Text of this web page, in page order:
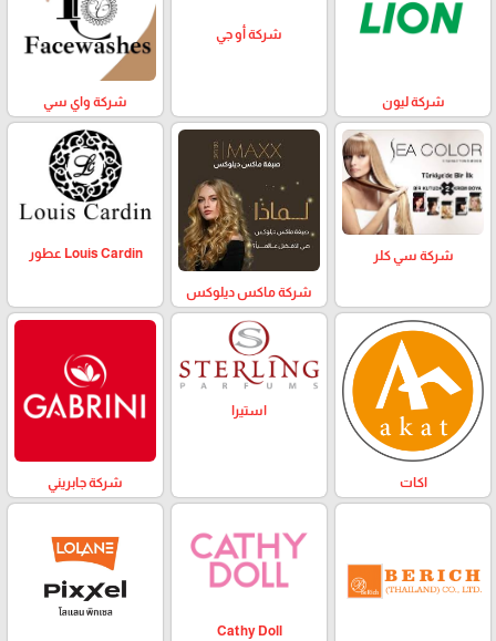
شركة ليون
شركة أو جي
شركة واي سي
شركة سي كلر
شركة ماكس ديلوكس
Louis Cardin عطور
اكات
استيرا
شركة جابريني
Cathy Doll